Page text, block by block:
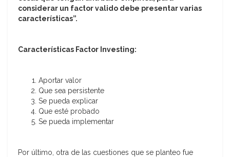
considerar un factor valido debe presentar varias
características”.
Características Factor Investing:
Aportar valor
Que sea persistente
Se pueda explicar
Que esté probado
Se pueda implementar
Por último, otra de las cuestiones que se planteo fue